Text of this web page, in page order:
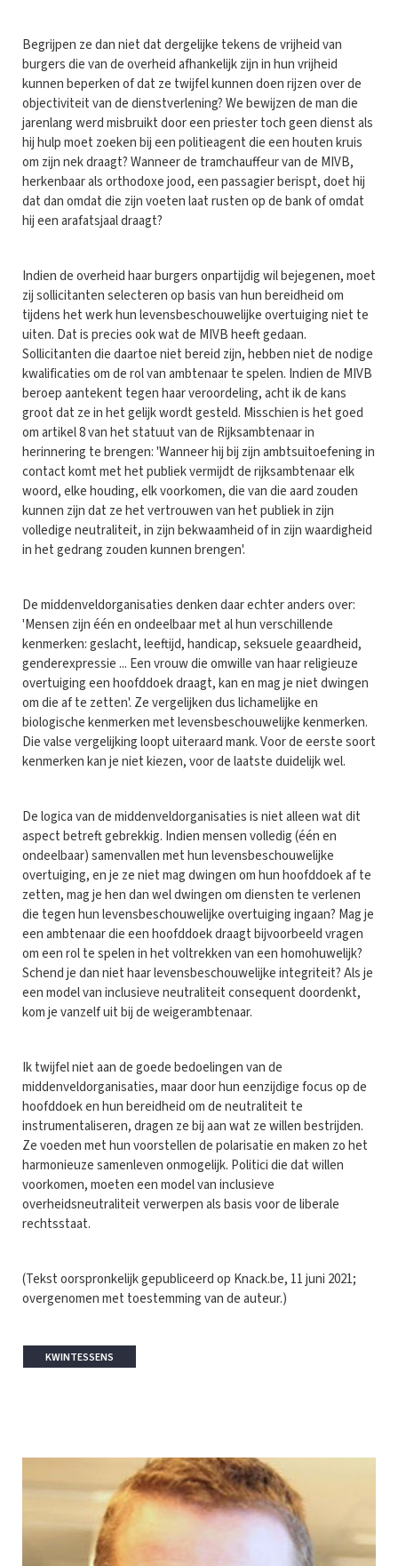
Begrijpen ze dan niet dat dergelijke tekens de vrijheid van
burgers die van de overheid afhankelijk zijn in hun vrijheid
kunnen beperken of dat ze twijfel kunnen doen rijzen over de
objectiviteit van de dienstverlening? We bewijzen de man die
jarenlang werd misbruikt door een priester toch geen dienst als
hij hulp moet zoeken bij een politieagent die een houten kruis
om zijn nek draagt? Wanneer de tramchauffeur van de MIVB,
herkenbaar als orthodoxe jood, een passagier berispt, doet hij
dat dan omdat die zijn voeten laat rusten op de bank of omdat
hij een arafatsjaal draagt?
Indien de overheid haar burgers onpartijdig wil bejegenen, moet
zij sollicitanten selecteren op basis van hun bereidheid om
tijdens het werk hun levensbeschouwelijke overtuiging niet te
uiten. Dat is precies ook wat de MIVB heeft gedaan.
Sollicitanten die daartoe niet bereid zijn, hebben niet de nodige
kwalificaties om de rol van ambtenaar te spelen. Indien de MIVB
beroep aantekent tegen haar veroordeling, acht ik de kans
groot dat ze in het gelijk wordt gesteld. Misschien is het goed
om artikel 8 van het statuut van de Rijksambtenaar in
herinnering te brengen: 'Wanneer hij bij zijn ambtsuitoefening in
contact komt met het publiek vermijdt de rijksambtenaar elk
woord, elke houding, elk voorkomen, die van die aard zouden
kunnen zijn dat ze het vertrouwen van het publiek in zijn
volledige neutraliteit, in zijn bekwaamheid of in zijn waardigheid
in het gedrang zouden kunnen brengen'.
De middenveldorganisaties denken daar echter anders over:
'Mensen zijn één en ondeelbaar met al hun verschillende
kenmerken: geslacht, leeftijd, handicap, seksuele geaardheid,
genderexpressie ... Een vrouw die omwille van haar religieuze
overtuiging een hoofddoek draagt, kan en mag je niet dwingen
om die af te zetten'. Ze vergelijken dus lichamelijke en
biologische kenmerken met levensbeschouwelijke kenmerken.
Die valse vergelijking loopt uiteraard mank. Voor de eerste soort
kenmerken kan je niet kiezen, voor de laatste duidelijk wel.
De logica van de middenveldorganisaties is niet alleen wat dit
aspect betreft gebrekkig. Indien mensen volledig (één en
ondeelbaar) samenvallen met hun levensbeschouwelijke
overtuiging, en je ze niet mag dwingen om hun hoofddoek af te
zetten, mag je hen dan wel dwingen om diensten te verlenen
die tegen hun levensbeschouwelijke overtuiging ingaan? Mag je
een ambtenaar die een hoofddoek draagt bijvoorbeeld vragen
om een rol te spelen in het voltrekken van een homohuwelijk?
Schend je dan niet haar levensbeschouwelijke integriteit? Als je
een model van inclusieve neutraliteit consequent doordenkt,
kom je vanzelf uit bij de weigerambtenaar.
Ik twijfel niet aan de goede bedoelingen van de
middenveldorganisaties, maar door hun eenzijdige focus op de
hoofddoek en hun bereidheid om de neutraliteit te
instrumentaliseren, dragen ze bij aan wat ze willen bestrijden.
Ze voeden met hun voorstellen de polarisatie en maken zo het
harmonieuze samenleven onmogelijk. Politici die dat willen
voorkomen, moeten een model van inclusieve
overheidsneutraliteit verwerpen als basis voor de liberale
rechtsstaat.
(Tekst oorspronkelijk gepubliceerd op Knack.be, 11 juni 2021;
overgenomen met toestemming van de auteur.)
KWINTESSENS